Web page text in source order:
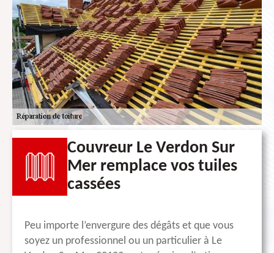
Couvreur Le Verdon Sur
Mer remplace vos tuiles
cassées
Peu importe l’envergure des dégâts et que vous
soyez un professionnel ou un particulier à Le